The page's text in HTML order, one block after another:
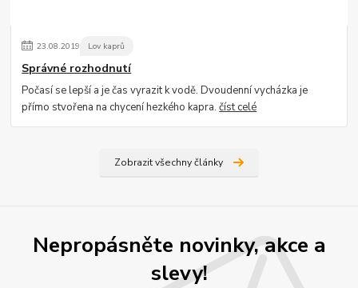
23.08.2019 Lov kaprů
Správné rozhodnutí
Počasí se lepší a je čas vyrazit k vodě. Dvoudenní vycházka je
přímo stvořena na chycení hezkého kapra.číst celé
Zobrazit všechny články
Nepropásněte novinky, akce a
slevy!